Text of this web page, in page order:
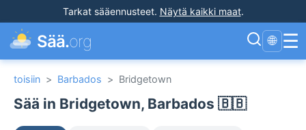
Tarkat sääennusteet. Näytä kaikki maat.
Sää.org 🌐 ☰
toisiin > Barbados > Bridgetown
Sää in Bridgetown, Barbados 🇧🇧